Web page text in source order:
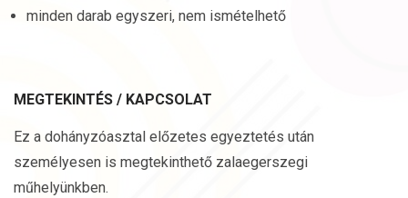
minden darab egyszeri, nem ismételhető
MEGTEKINTÉS / KAPCSOLAT
Ez a dohányzóasztal előzetes egyeztetés után
személyesen is megtekinthető zalaegerszegi
műhelyünkben.